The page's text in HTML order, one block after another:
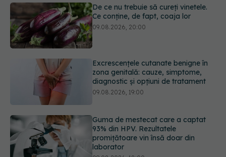
Excrescențele cutanate benigne în
09.08.2026, 19:00
Guma de mestecat care a captat
laborator
09.08.2026, 18:00
Câte zile de concediu avem nevoie